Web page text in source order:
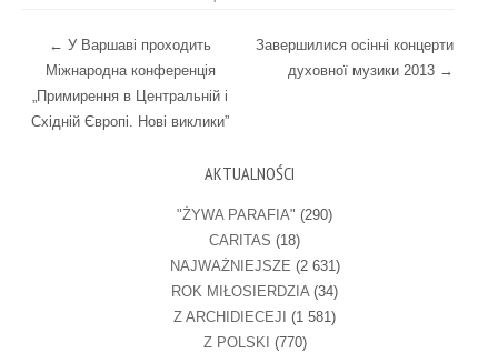
Post navigation
← У Варшаві проходить
Міжнародна конференція
„Примирення в Центральній і
Східній Європі. Нові виклики”
Завершилися осінні концерти
духовної музики 2013 →
AKTUALNOŚCI
"ŻYWA PARAFIA" (290)
CARITAS (18)
NAJWAŻNIEJSZE (2 631)
ROK MIŁOSIERDZIA (34)
Z ARCHIDIECEJI (1 581)
Z POLSKI (770)